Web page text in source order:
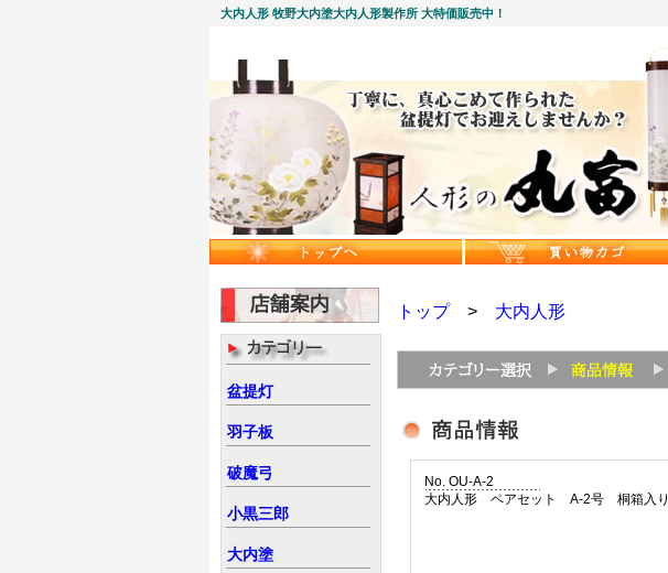
大内人形 牧野大内塗大内人形製作所 大特価販売中！
盆提灯
羽子板
破魔弓
小黒三郎
大内塗
トップ> 大内人形
No. OU-A-2
大内人形 ペアセット A-2号 桐箱入り